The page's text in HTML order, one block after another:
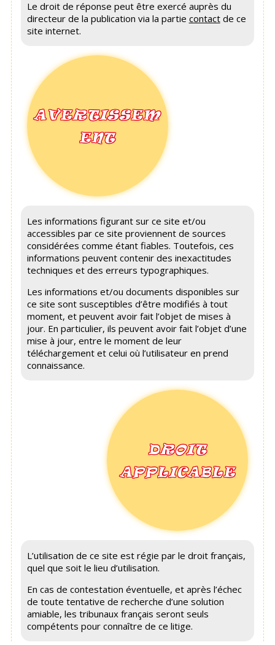
Le droit de réponse peut être exercé auprès du
directeur de la publication via la partie contactde ce
site internet.
AVERTISSEM
ENT
Les informations figurant sur ce site et/ou
accessibles par ce site proviennent de sources
considérées comme étant fiables. Toutefois, ces
informations peuvent contenir des inexactitudes
techniques et des erreurs typographiques.
Les informations et/ou documents disponibles sur
ce site sont susceptibles d’être modifiés à tout
moment, et peuvent avoir fait l’objet de mises à
jour. En particulier, ils peuvent avoir fait l’objet d’une
mise à jour, entre le moment de leur
téléchargement et celui où l’utilisateur en prend
connaissance.
DROIT
APPLICABLE
L’utilisation de ce site est régie par le droit français,
quel que soit le lieu d’utilisation.
En cas de contestation éventuelle, et après l’échec
de toute tentative de recherche d’une solution
amiable, les tribunaux français seront seuls
compétents pour connaître de ce litige.